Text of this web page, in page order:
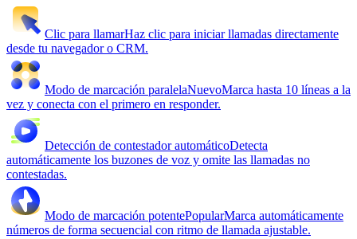
Clic para llamarHaz clic para iniciar llamadas directamente
desde tu navegador o CRM.
Modo de marcación paralelaNuevoMarca hasta 10 líneas a la
vez y conecta con el primero en responder.
Detección de contestador automáticoDetecta
automáticamente los buzones de voz y omite las llamadas no
contestadas.
Modo de marcación potentePopularMarca automáticamente
números de forma secuencial con ritmo de llamada ajustable.